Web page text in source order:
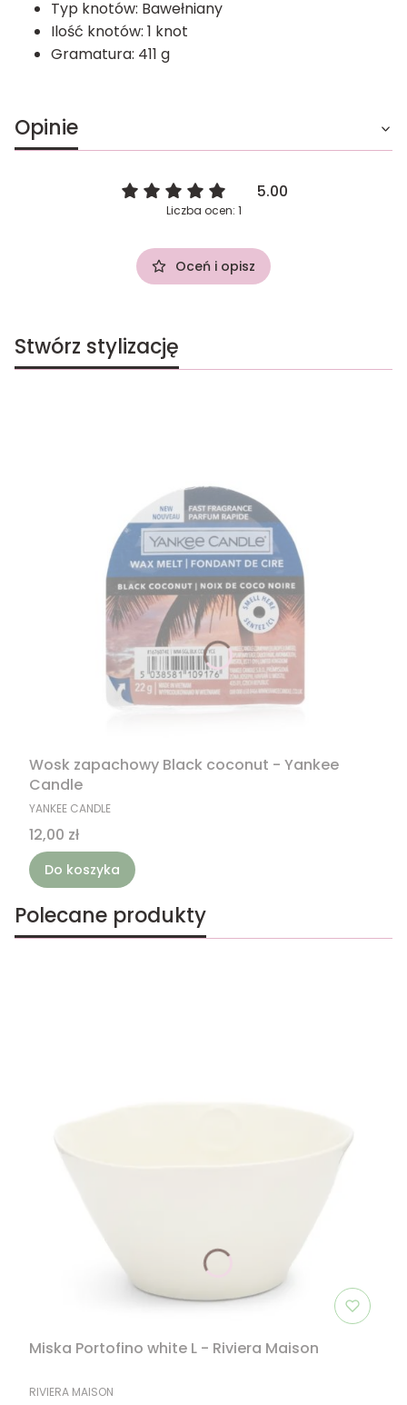
Typ knotów: Bawełniany
Ilość knotów: 1 knot
Gramatura: 411 g
Opinie
5.00
Liczba ocen: 1
Oceń i opisz
Stwórz stylizację
Wosk zapachowy Black coconut - Yankee
Candle
PRODUCENT
YANKEE CANDLE
Cena
12,00 zł
Do koszyka
Polecane produkty
Miska Portofino white L - Riviera Maison
PRODUCENT
RIVIERA MAISON